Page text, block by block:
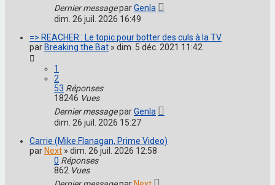
Dernier messageparGenla
dim. 26 juil. 2026 16:49
=> REACHER : Le topic pour botter des culs à la TV
parBreaking the Bat » dim. 5 déc. 2021 11:42
1
2
53 Réponses
18246 Vues
Dernier messageparGenla
dim. 26 juil. 2026 15:27
Carrie (Mike Flanagan, Prime Video)
parNext » dim. 26 juil. 2026 12:58
0 Réponses
862 Vues